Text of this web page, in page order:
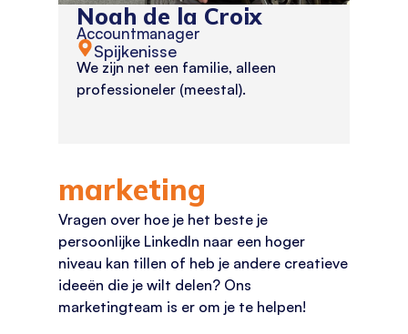
Noah de la Croix
Accountmanager
Spijkenisse
We zijn net een familie, alleen
professioneler (meestal).
marketing
Vragen over hoe je het beste je
persoonlijke LinkedIn naar een hoger
niveau kan tillen of heb je andere creatieve
ideeën die je wilt delen? Ons
marketingteam is er om je te helpen!